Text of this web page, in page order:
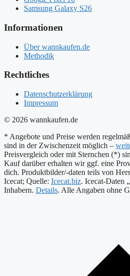
Samsung Galaxy S26
Informationen
Über wannkaufen.de
Methodik
Rechtliches
Datenschutzerklärung
Impressum
© 2026 wannkaufen.de
* Angebote und Preise werden
sind in der Zwischenzeit möglich –
Preisvergleich oder mit Sternchen (*)
Kauf darüber erhalten wir ggf. eine
dich. Produktbilder/-daten teils von
Icecat; Quelle: Icecat.biz. Icecat-Daten
Inhabern. Details. Alle Angaben ohne